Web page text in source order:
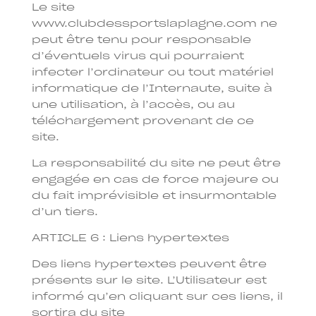
Le site
www.clubdessportslaplagne.com ne
peut être tenu pour responsable
d’éventuels virus qui pourraient
infecter l’ordinateur ou tout matériel
informatique de l’Internaute, suite à
une utilisation, à l’accès, ou au
téléchargement provenant de ce
site.
La responsabilité du site ne peut être
engagée en cas de force majeure ou
du fait imprévisible et insurmontable
d’un tiers.
ARTICLE 6 : Liens hypertextes
Des liens hypertextes peuvent être
présents sur le site. L’Utilisateur est
informé qu’en cliquant sur ces liens, il
sortira du site